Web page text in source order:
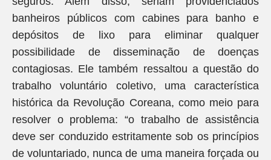
banheiros públicos com cabines para banho e
depósitos de lixo para eliminar qualquer
possibilidade de disseminação de doenças
contagiosas. Ele também ressaltou a questão do
trabalho voluntário coletivo, uma característica
histórica da Revolução Coreana, como meio para
resolver o problema: “o trabalho de assistência
deve ser conduzido estritamente sob os princípios
de voluntariado, nunca de uma maneira forçada ou